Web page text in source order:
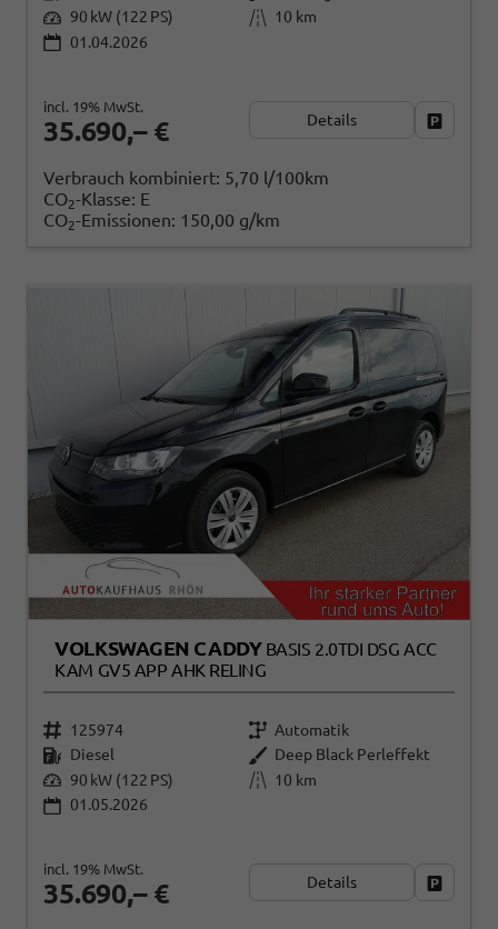
90 kW (122 PS)
10 km
01.04.2026
35.690,– €
incl. 19% MwSt.
Details
Verbrauch kombiniert: 5,70 l/100km
CO2-Klasse: E
CO2-Emissionen: 150,00 g/km
VOLKSWAGEN CADDY BASIS 2.0TDI DSG ACC
KAM GV5 APP AHK RELING
125974
Automatik
Diesel
Deep Black Perleffekt
90 kW (122 PS)
10 km
01.05.2026
35.690,– €
incl. 19% MwSt.
Details